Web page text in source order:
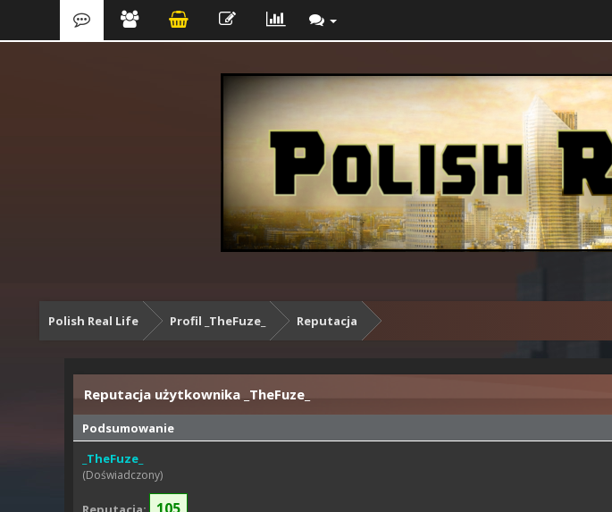
Polish Real Life Profil _TheFuze_ Reputacja
Reputacja użytkownika _TheFuze_
Podsumowanie
_TheFuze_
(Doświadczony)